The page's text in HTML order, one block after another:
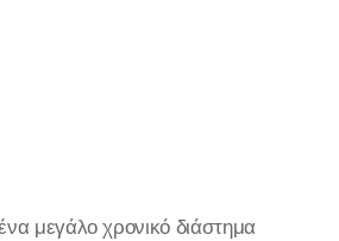
μεγάλο χρονικό διάστημα